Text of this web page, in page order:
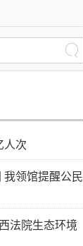
人次
我领馆提醒公民
法院生态环境